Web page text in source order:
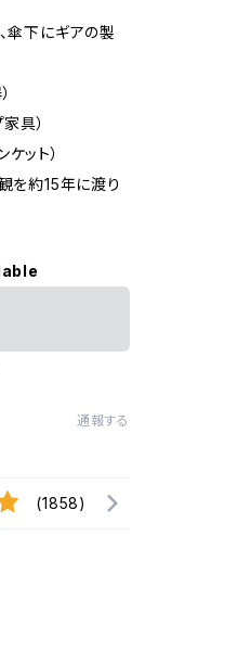
傘下にギアの製
具）
ット）
を約15年に渡り
通報する
(1858)